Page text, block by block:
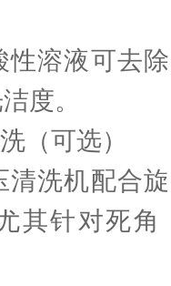
液可去除
度。
可选）
机配合旋
其针对死角